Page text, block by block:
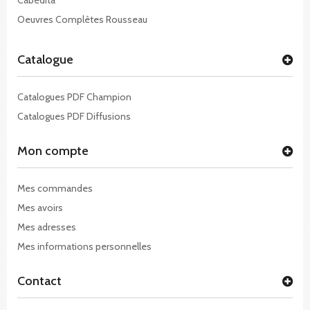
Oeuvres Complètes Rousseau
Catalogue
Catalogues PDF Champion
Catalogues PDF Diffusions
Mon compte
Mes commandes
Mes avoirs
Mes adresses
Mes informations personnelles
Contact